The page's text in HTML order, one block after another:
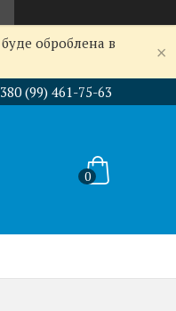
оброблена в
(99) 461-75-63